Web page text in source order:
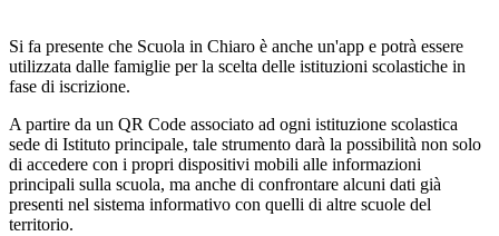
Si fa presente che Scuola in Chiaro è anche un'app e potrà essere
utilizzata dalle famiglie per la scelta delle istituzioni scolastiche in
fase di iscrizione.
A partire da un QR Code associato ad ogni istituzione scolastica
sede di Istituto principale, tale strumento darà la possibilità non solo
di accedere con i propri dispositivi mobili alle informazioni
principali sulla scuola, ma anche di confrontare alcuni dati già
presenti nel sistema informativo con quelli di altre scuole del
territorio.